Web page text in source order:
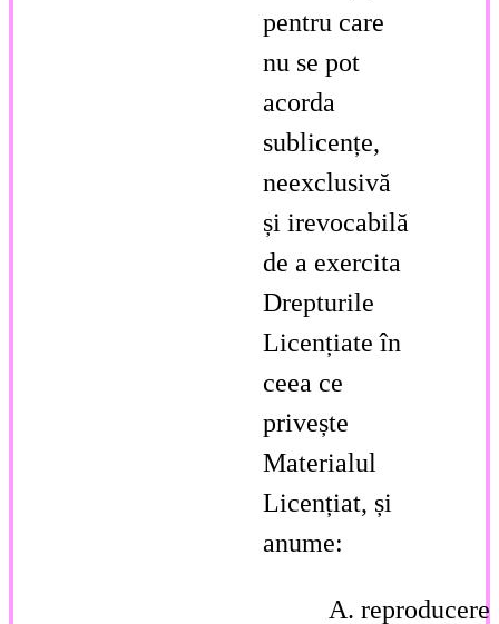
pentru care
nu se pot
acorda
sublicențe,
neexclusivă
și irevocabilă
de a exercita
Drepturile
Licențiate în
ceea ce
privește
Materialul
Licențiat, și
anume: